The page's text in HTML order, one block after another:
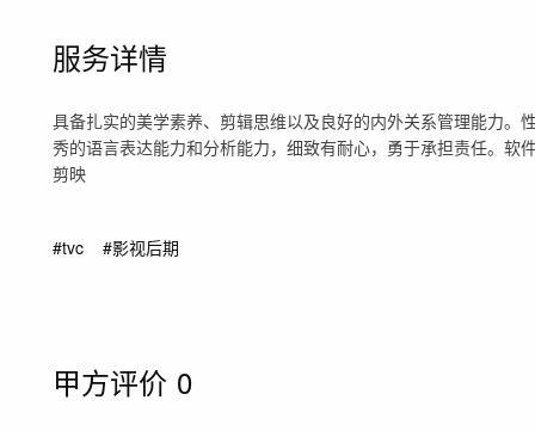
服务详情
具备扎实的美学素养、剪辑思维以及良好的内外关系管理能力。
秀的语言表达能力和分析能力，细致有耐心，勇于承担责任。软
剪映
#tvc #影视后期
甲方评价 0